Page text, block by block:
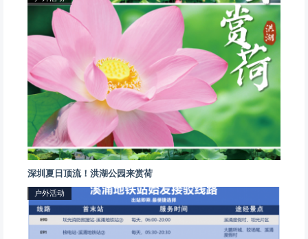
深圳夏日顶流！洪湖公园来赏荷
户外活动